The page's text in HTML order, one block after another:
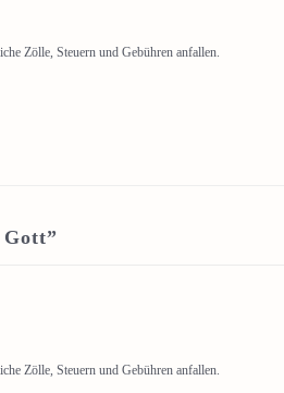
Zölle, Steuern und Gebühren anfallen.
Zölle, Steuern und Gebühren anfallen.